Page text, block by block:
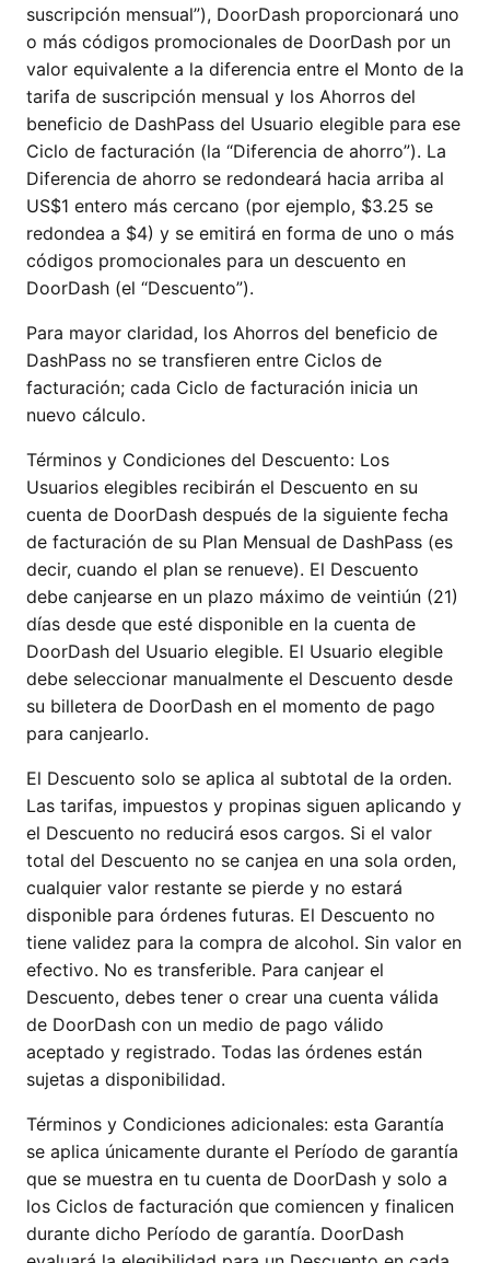
suscripción mensual”), DoorDash proporcionará uno
o más códigos promocionales de DoorDash por un
valor equivalente a la diferencia entre el Monto de la
tarifa de suscripción mensual y los Ahorros del
beneficio de DashPass del Usuario elegible para ese
Ciclo de facturación (la “Diferencia de ahorro”). La
Diferencia de ahorro se redondeará hacia arriba al
US$1 entero más cercano (por ejemplo, $3.25 se
redondea a $4) y se emitirá en forma de uno o más
códigos promocionales para un descuento en
DoorDash (el “Descuento”).
Para mayor claridad, los Ahorros del beneficio de
DashPass no se transfieren entre Ciclos de
facturación; cada Ciclo de facturación inicia un
nuevo cálculo.
Términos y Condiciones del Descuento: Los
Usuarios elegibles recibirán el Descuento en su
cuenta de DoorDash después de la siguiente fecha
de facturación de su Plan Mensual de DashPass (es
decir, cuando el plan se renueve). El Descuento
debe canjearse en un plazo máximo de veintiún (21)
días desde que esté disponible en la cuenta de
DoorDash del Usuario elegible. El Usuario elegible
debe seleccionar manualmente el Descuento desde
su billetera de DoorDash en el momento de pago
para canjearlo.
El Descuento solo se aplica al subtotal de la orden.
Las tarifas, impuestos y propinas siguen aplicando y
el Descuento no reducirá esos cargos. Si el valor
total del Descuento no se canjea en una sola orden,
cualquier valor restante se pierde y no estará
disponible para órdenes futuras. El Descuento no
tiene validez para la compra de alcohol. Sin valor en
efectivo. No es transferible. Para canjear el
Descuento, debes tener o crear una cuenta válida
de DoorDash con un medio de pago válido
aceptado y registrado. Todas las órdenes están
sujetas a disponibilidad.
Términos y Condiciones adicionales: esta Garantía
se aplica únicamente durante el Período de garantía
que se muestra en tu cuenta de DoorDash y solo a
los Ciclos de facturación que comiencen y finalicen
durante dicho Período de garantía. DoorDash